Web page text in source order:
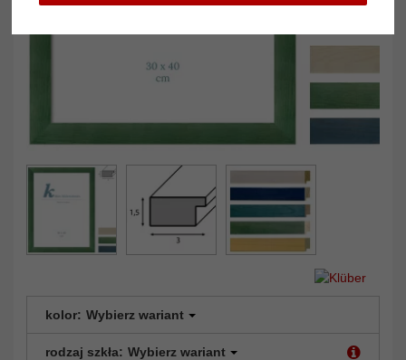
kolor: Wybierz wariant
rodzaj szkła: Wybierz wariant